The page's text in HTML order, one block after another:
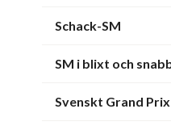
Schack-SM
SM i blixt och
Svenskt Grand Prix